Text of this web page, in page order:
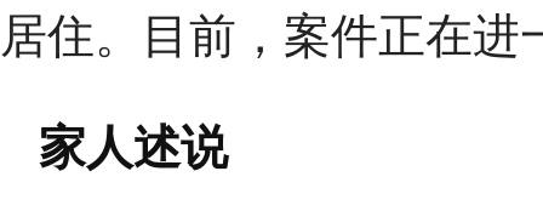
居住。目前，案件正在进
家人述说